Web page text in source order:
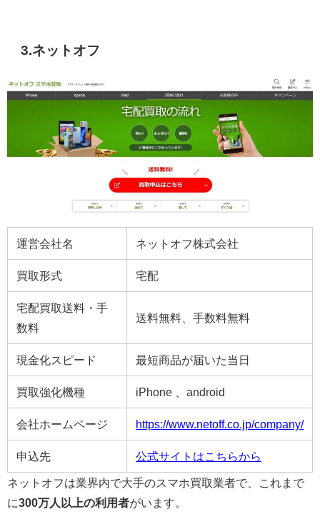
3.ネットオフ
運営会社名 ネットオフ株式会社
買取形式 宅配
宅配買取送料・手
数料
送料無料、手数料無料
現金化スピード 最短商品が届いた当日
買取強化機種 iPhone 、android
会社ホームページ https://www.netoff.co.jp/company/
申込先 公式サイトはこちらから
ネットオフは業界内で大手のスマホ買取業者で、これまで
に300万人以上の利用者がいます。